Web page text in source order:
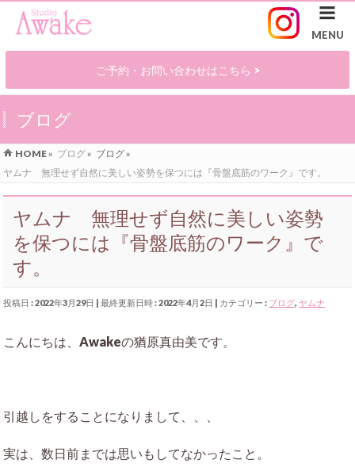
ご予約・お問い合わせはこちら >
ブログ
HOME» ブログ» ブログ»
ヤムナ 無理せず自然に美しい姿勢を保つには『骨盤底筋のワーク』です。
ヤムナ 無理せず自然に美しい姿勢
を保つには『骨盤底筋のワーク』で
す。
投稿日 : 2022年3月29日 最終更新日時 : 2022年4月2日 カテゴリー : ブログ, ヤムナ
こんにちは、Awakeの猶原真由美です。
引越しをすることになりまして、、、
実は、数日前までは思いもしてなかったこと。